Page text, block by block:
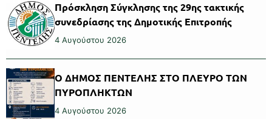
Πρόσκληση Σύγκλησης της 29ης τακτικής
συνεδρίασης της Δημοτικής Επιτροπής
4 Αυγούστου 2026
Ο ΔΗΜΟΣ ΠΕΝΤΕΛΗΣ ΣΤΟ ΠΛΕΥΡΟ ΤΩΝ
ΠΥΡΟΠΛΗΚΤΩΝ
4 Αυγούστου 2026